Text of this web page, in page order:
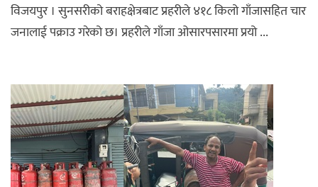
विजयपुर । सुनसरीको बराहक्षेत्रबाट प्रहरीले ४१८ किलो गाँजासहित चार
जनालाई पक्राउ गरेको छ। प्रहरीले गाँजा ओसारपसारमा प्रयो ...